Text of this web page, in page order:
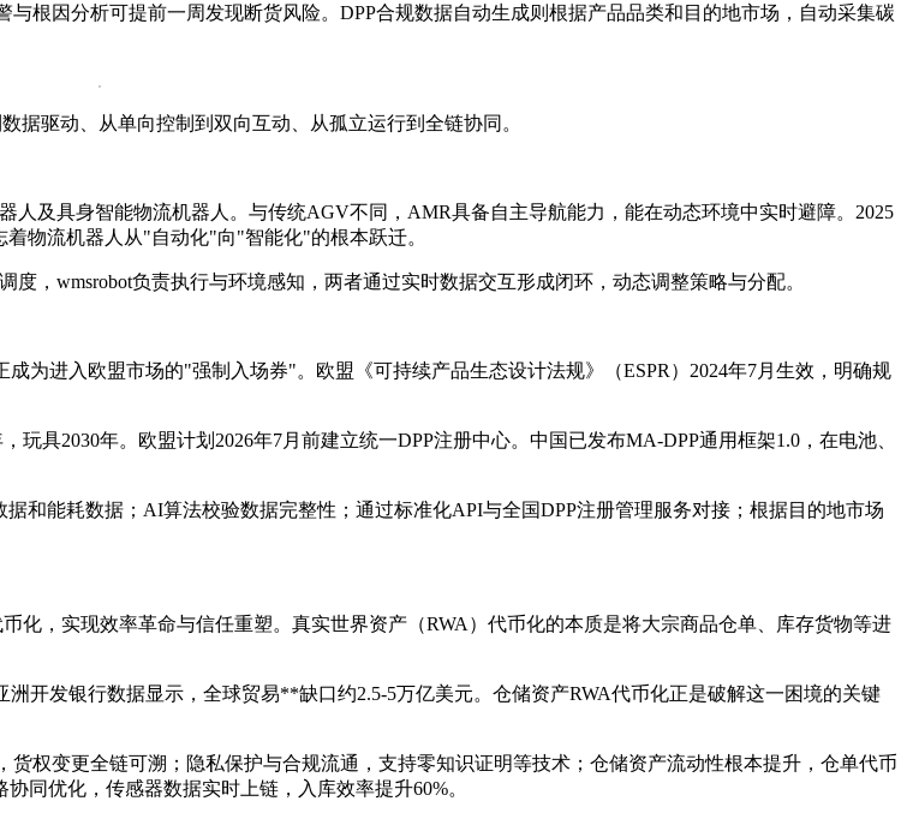
根因分析可提前一周发现断货风险。DPP合规数据自动生成则根据产品品类和目的地市场，自动采集碳
据驱动、从单向控制到双向互动、从孤立运行到全链协同。
人及具身智能物流机器人。与传统AGV不同，AMR具备自主导航能力，能在动态环境中实时避障。2025
物流机器人从"自动化"向"智能化"的根本跃迁。
，wmsrobot负责执行与环境感知，两者通过实时数据交互形成闭环，动态调整策略与分配。
为进入欧盟市场的"强制入场券"。欧盟《可持续产品生态设计法规》（ESPR）2024年7月生效，明确规
具2030年。欧盟计划2026年7月前建立统一DPP注册中心。中国已发布MA-DPP通用框架1.0，在电池、
和能耗数据；AI算法校验数据完整性；通过标准化API与全国DPP注册管理服务对接；根据目的地市场
化，实现效率革命与信任重塑。真实世界资产（RWA）代币化的本质是将大宗商品仓单、库存货物等进
开发银行数据显示，全球贸易**缺口约2.5-5万亿美元。仓储资产RWA代币化正是破解这一困境的关键
权变更全链可溯；隐私保护与合规流通，支持零知识证明等技术；仓储资产流动性根本提升，仓单代币
同优化，传感器数据实时上链，入库效率提升60%。